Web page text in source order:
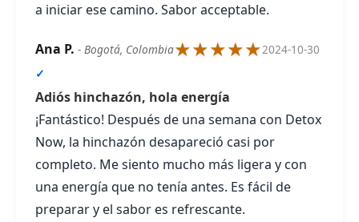
a iniciar ese camino. Sabor acceptable.
Ana P. - Bogotá, Colombia★★★★★2024-10-30
✓
Adiós hinchazón, hola energía
¡Fantástico! Después de una semana con Detox
Now, la hinchazón desapareció casi por
completo. Me siento mucho más ligera y con
una energía que no tenía antes. Es fácil de
preparar y el sabor es refrescante.